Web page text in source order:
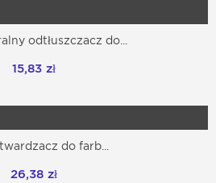
odtłuszczacz do...
15,83 zł
do farb...
26,38 zł